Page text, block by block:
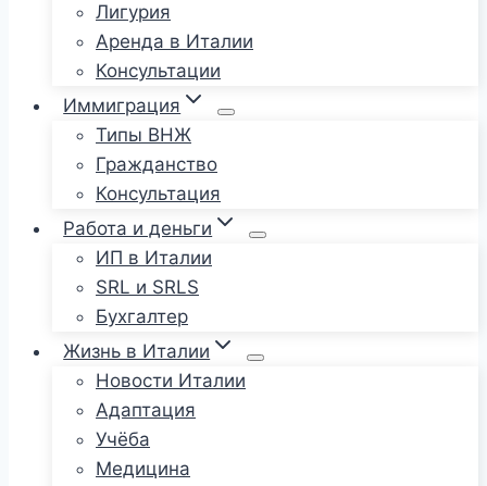
Лигурия
Аренда в Италии
Консультации
Иммиграция
Типы ВНЖ
Гражданство
Консультация
Работа и деньги
ИП в Италии
SRL и SRLS
Бухгалтер
Жизнь в Италии
Новости Италии
Адаптация
Учёба
Медицина